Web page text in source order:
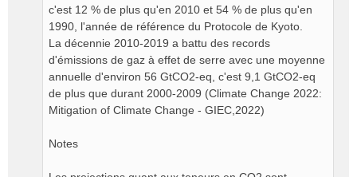
c'est 12 % de plus qu'en 2010 et 54 % de plus qu'en
1990, l'année de référence du Protocole de Kyoto.
La décennie 2010-2019 a battu des records
d'émissions de gaz à effet de serre avec une moyenne
annuelle d'environ 56 GtCO2-eq, c'est 9,1 GtCO2-eq
de plus que durant 2000-2009 (Climate Change 2022:
Mitigation of Climate Change - GIEC,2022)
Notes